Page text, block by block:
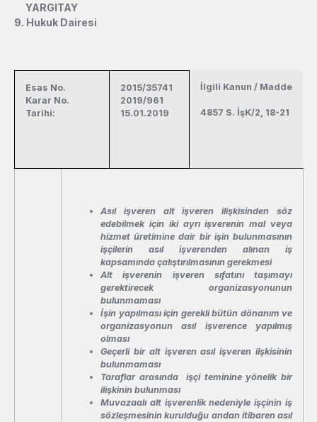
YARGITAY
9. Hukuk Dairesi
Esas No.
Karar No.
Tarihi:
2015/35741
2019/961
15.01.2019
İlgili Kanun / Madde
4857 S. İşK/2, 18-21
Asıl işveren alt işveren ilişkisinden söz
edebilmek için iki ayrı işverenin mal veya
hizmet üretimine dair bir işin bulunmasının
işçilerin asıl işverenden alınan iş
kapsamında çalıştırılmasının gerekmesi
Alt işverenin işveren sıfatını taşımayı
gerektirecek organizasyonunun
bulunmaması
İşin yapılması için gerekli bütün dönanım ve
organizasyonun asıl işverence yapılmış
olması
Geçerli bir alt işveren asıl işveren ilşkisinin
bulunmaması
Taraflar arasında işçi teminine yönelik bir
ilişkinin bulunması
Muvazaalı alt işverenlik nedeniyle işçinin iş
sözleşmesinin kurulduğu andan itibaren asıl